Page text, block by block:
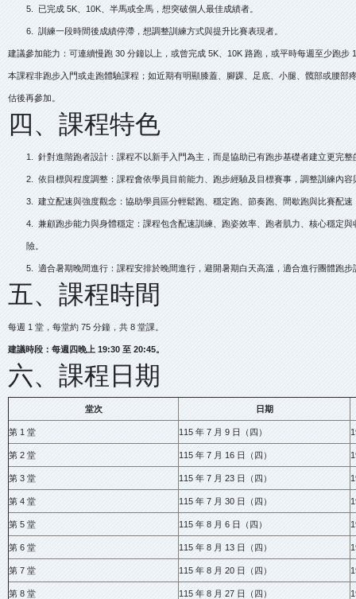
5. 已完成 5K、10K、半馬或全馬，想突破個人最佳成績者。
6. 訓練一段時間後成績停滯，想調整訓練方式與提升比賽表現者。
建議參加能力：可連續慢跑 30 分鐘以上，或曾完成 5K、10K 路跑，或平時每週至少跑步
本課程非跑步入門或走跑體驗課程；如近期有明顯膝蓋、腳踝、足底、小腿、髖部或腰部
估後再參加。
四、課程特色
1. 針對進階跑者設計：課程不以新手入門為主，而是協助已有跑步基礎者建立更完整
2. 依目標與程度調整：課程會依學員目前能力、跑步經驗及目標賽事，調整訓練內容
3. 建立配速與強度觀念：協助學員區分輕鬆跑、穩定跑、節奏跑、間歇跑與比賽配速
4. 兼顧跑步能力與身體穩定：課程包含配速訓練、跑姿效率、跑者肌力、核心穩定
險。
5. 適合暑期晚間進行：課程安排於晚間進行，避開暑期白天高溫，適合進行團體跑步
五、課程時間
每週 1 堂，每堂約 75 分鐘，共 8 堂課。
建議時段：每週四晚上 19:30 至 20:45。
六、課程日期
堂次 日期
第 1 堂 115 年 7 月 9 日（四）
第 2 堂 115 年 7 月 16 日（四）
第 3 堂 115 年 7 月 23 日（四）
第 4 堂 115 年 7 月 30 日（四）
第 5 堂 115 年 8 月 6 日（四）
第 6 堂 115 年 8 月 13 日（四）
第 7 堂 115 年 8 月 20 日（四）
第 8 堂 115 年 8 月 27 日（四）